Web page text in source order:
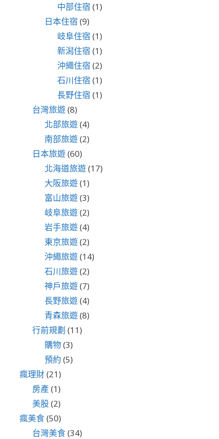
中部住宿 (1)
日本住宿 (9)
岐阜住宿 (1)
新潟住宿 (1)
沖繩住宿 (2)
石川住宿 (1)
長野住宿 (1)
台灣旅遊(8)
北部旅遊(4)
南部旅遊(2)
日本旅遊(60)
北海道旅遊(17)
大阪旅遊(1)
富山旅遊(3)
岐阜旅遊(2)
岩手旅遊(4)
東京旅遊(2)
沖繩旅遊(14)
石川旅遊(2)
神戶旅遊(7)
長野旅遊(4)
青森旅遊(8)
行前規劃 (11)
購物(3)
預約 (5)
瘋理財(21)
房產 (1)
美股(2)
瘋美食(50)
台灣美食(34)